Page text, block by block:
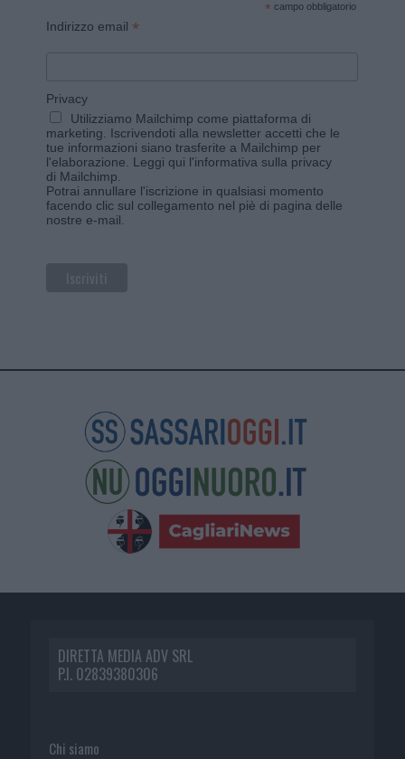
* campo obbligatorio
Indirizzo email *
Privacy
Utilizziamo Mailchimp come piattaforma di
marketing. Iscrivendoti alla newsletter accetti che le
tue informazioni siano trasferite a Mailchimp per
l'elaborazione. Leggi qui l'informativa sulla privacy
di Mailchimp
Potrai annullare l'iscrizione in qualsiasi momento
facendo clic sul collegamento nel piè di pagina delle
nostre e-mail.
DIRETTA MEDIA ADV SRL
P.I. 02839380306
Chi siamo